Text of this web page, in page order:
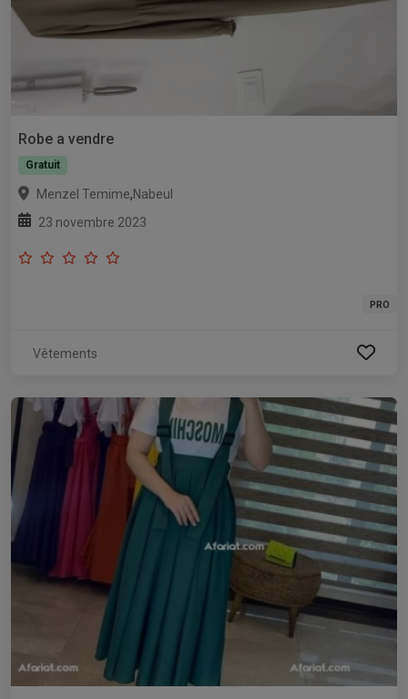
Robe a vendre
Gratuit
Menzel Temime,Nabeul
23 novembre 2023
PRO
Vêtements